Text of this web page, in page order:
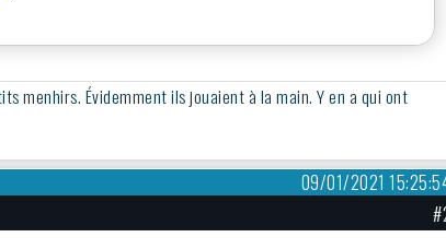
menhirs. Évidemment ils jouaient à la main. Y en a qui ont
09/01/2021